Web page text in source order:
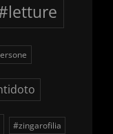
#zingarofilia